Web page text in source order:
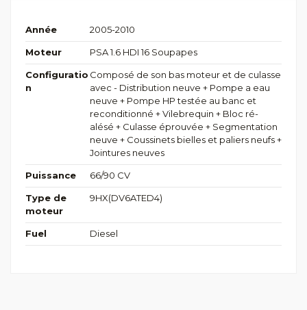
Année 2005-2010
Moteur PSA 1.6 HDI 16 Soupapes
Configuratio
n
Composé de son bas moteur et de culasse
avec - Distribution neuve + Pompe a eau
neuve + Pompe HP testée au banc et
reconditionné + Vilebrequin + Bloc ré-
alésé + Culasse éprouvée + Segmentation
neuve + Coussinets bielles et paliers neufs +
Jointures neuves
Puissance 66/90 CV
Type de
moteur
9HX(DV6ATED4)
Fuel Diesel